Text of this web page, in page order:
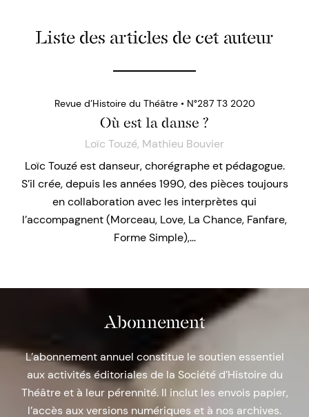
Liste des articles de cet auteur
Revue d’Histoire du Théâtre • N°287 T3 2020
Où est la danse ?
Loïc Touzé, Mathieu Bouvier
Loïc Touzé est danseur, chorégraphe et pédagogue.
S’il crée, depuis les années 1990, des pièces toujours
en collaboration avec les interprètes qui
l’accompagnent (Morceau, Love, La Chance, Fanfare,
Forme Simple),…
Abonnement
L’abonnement annuel constitue le soutien essentiel
aux activités éditoriales de la Société d’Histoire du
Théâtre et à leur pérennité. Il inclut les envois papier,
l’accès aux versions numériques et à nos archives.